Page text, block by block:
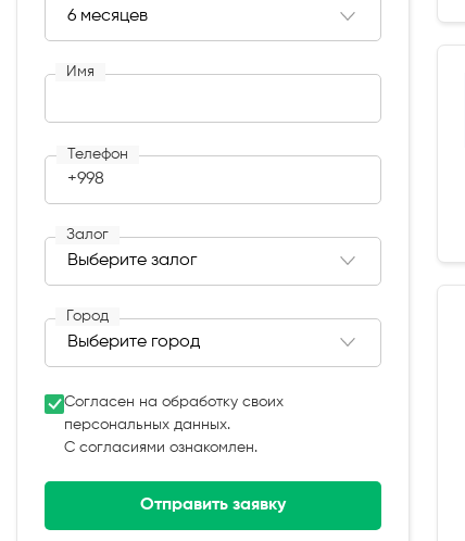
Имя
Телефон
+998
Залог
Город
Согласен на обработку своих
персональных данных.
С согласиями ознакомлен.
Отправить заявку